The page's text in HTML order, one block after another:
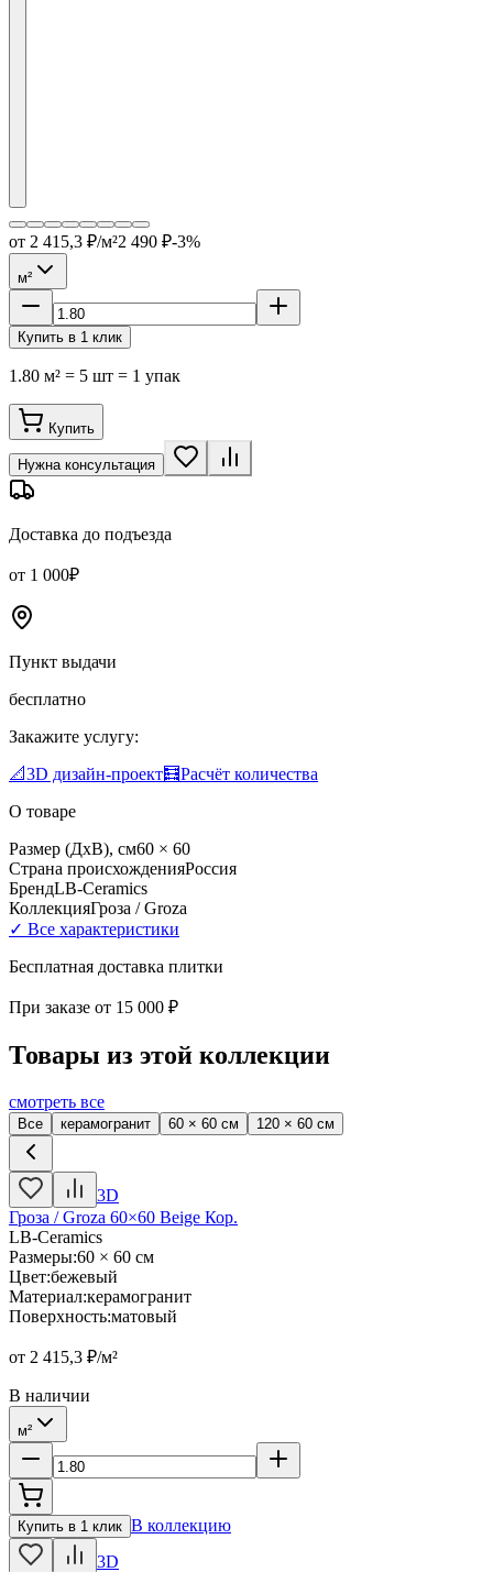
от 2 415,3 ₽/м²2 490 ₽-3%
м²
Купить в 1 клик
1.80 м² = 5 шт = 1 упак
Купить
Нужна консультация
Доставка до подъезда
от 1 000₽
Пункт выдачи
бесплатно
Закажите услугу:
📐3D дизайн-проект🧮Расчёт количества
О товаре
Размер (ДхВ), см60 × 60
Страна происхожденияРоссия
БрендLB-Ceramics
КоллекцияГроза / Groza
✓ Все характеристики
Бесплатная доставка плитки
При заказе от 15 000 ₽
Товары из этой коллекции
смотреть все
Все керамогранит 60 × 60 см 120 × 60 см
3D
Гроза / Groza 60×60 Beige Кор.
LB-Ceramics
Размеры:60 × 60 см
Цвет:бежевый
Материал:керамогранит
Поверхность:матовый
от 2 415,3 ₽/м²
В наличии
м²
Купить в 1 клик В коллекцию
3D